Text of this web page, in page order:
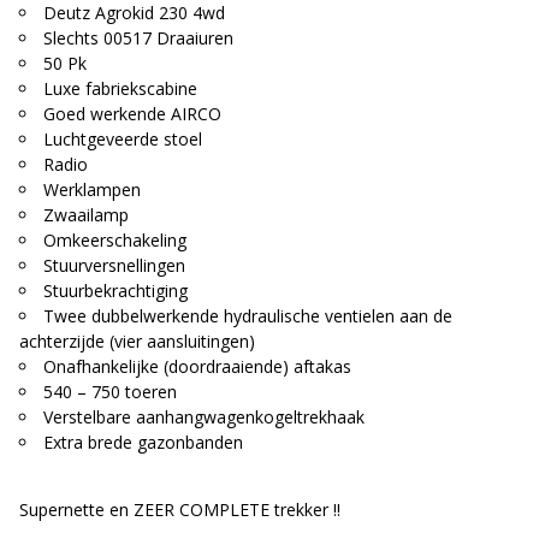
Deutz Agrokid 230 4wd
Slechts 00517 Draaiuren
50 Pk
Luxe fabriekscabine
Goed werkende AIRCO
Luchtgeveerde stoel
Radio
Werklampen
Zwaailamp
Omkeerschakeling
Stuurversnellingen
Stuurbekrachtiging
Twee dubbelwerkende hydraulische ventielen aan de
achterzijde (vier aansluitingen)
Onafhankelijke (doordraaiende) aftakas
540 – 750 toeren
Verstelbare aanhangwagenkogeltrekhaak
Extra brede gazonbanden
Supernette en ZEER COMPLETE trekker !!